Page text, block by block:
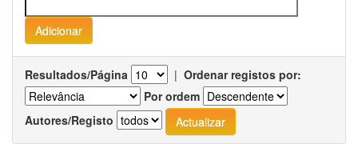
Resultados/Página | Ordenar registos por:
Por ordem
Autores/Registo